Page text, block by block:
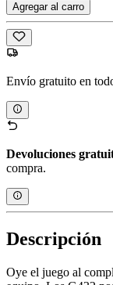
Agregar al carro
Envío gratuito en
Devoluciones
compra.
Descripción
Oye el juego al